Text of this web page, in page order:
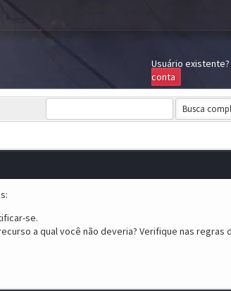
Usuário existente?
conta
se.
a qual você não deveria? Verifique nas regras